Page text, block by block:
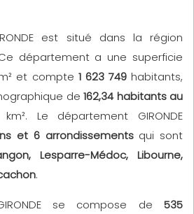
est situé dans la région
département a une superficie
et compte 1 623 749habitants,
de162,34 habitants au
Le département GIRONDE
et 6 arrondissementsqui sont
Lesparre-Médoc, Libourne,
.
se compose de 535